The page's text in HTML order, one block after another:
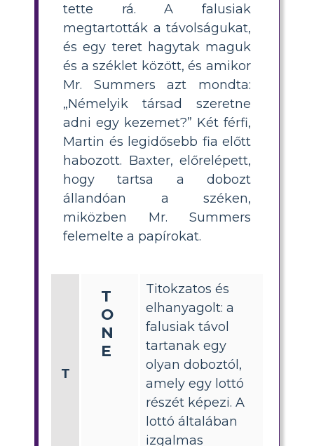
tette rá. A falusiak
megtartották a távolságukat,
és egy teret hagytak maguk
és a széklet között, és amikor
Mr. Summers azt mondta:
„Némelyik társad szeretne
adni egy kezemet?” Két férfi,
Martin és legidősebb fia előtt
habozott. Baxter, előrelépett,
hogy tartsa a dobozt
állandóan a széken,
miközben Mr. Summers
felemelte a papírokat.
T
T
O
N
E
Titokzatos és
elhanyagolt: a
falusiak távol
tartanak egy
olyan doboztól,
amely egy lottó
részét képezi. A
lottó általában
izgalmas